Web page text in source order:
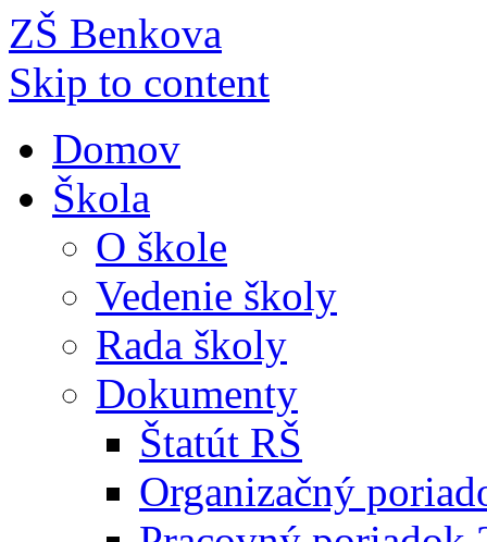
ZŠ Benkova
Skip to content
Domov
Škola
O škole
Vedenie školy
Rada školy
Dokumenty
Štatút RŠ
Organizačný